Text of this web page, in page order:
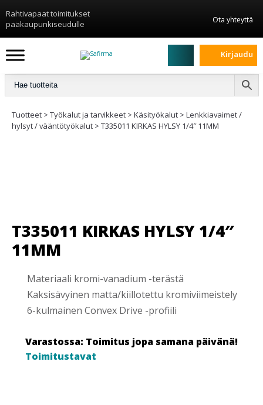
Rahtivapaat toimitukset
pääkaupunkiseudulle
Ota yhteyttä
Kirjaudu
Tuotteet > Työkalut ja tarvikkeet > Käsityökalut > Lenkkiavaimet /
hylsyt / vääntötyökalut > T335011 KIRKAS HYLSY 1/4″ 11MM
T335011 KIRKAS HYLSY 1/4″
11MM
Materiaali kromi-vanadium -terästä
Kaksisävyinen matta/kiillotettu kromiviimeistely
6-kulmainen Convex Drive -profiili
Varastossa: Toimitus jopa samana päivänä!
Toimitustavat